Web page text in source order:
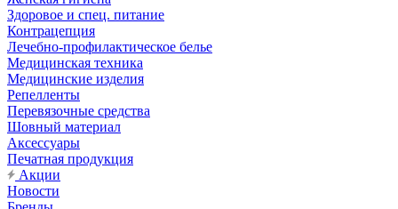
Здоровое и спец. питание
Контрацепция
Лечебно-профилактическое белье
Медицинская техника
Медицинские изделия
Репелленты
Перевязочные средства
Шовный материал
Аксессуары
Печатная продукция
Акции
Новости